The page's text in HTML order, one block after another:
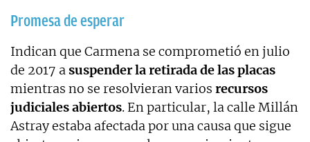
Promesa de esperar
Indican que Carmena se comprometió en julio
de 2017 asuspender la retirada de las placas
mientras no se resolvieran varios recursos
judiciales abiertos. En particular, la calle Millán
Astray estaba afectada por una causa que sigue